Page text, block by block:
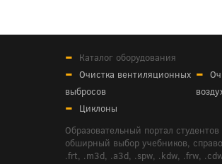
Каталог оборудования
Очистка вентиляционных
выбросов
Циклоны
Образовательный портал
обширный выбор учебников,
.frt, .m3d, .a3d, .spw, .kdw, .frw,